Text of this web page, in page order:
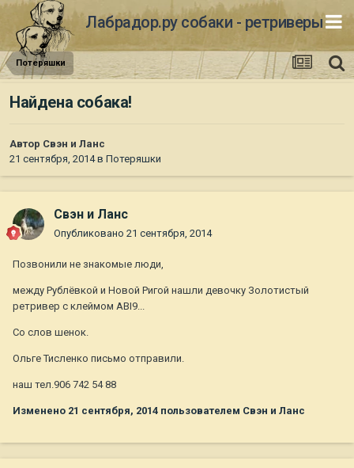
Лабрадор.ру собаки - ретриверы
Потеряшки
Найдена собака!
Автор Свэн и Ланс
21 сентября, 2014в Потеряшки
Свэн и Ланс
Опубликовано 21 сентября, 2014
Позвонили не знакомые люди,
между Рублёвкой и Новой Ригой нашли девочку Золотистый
ретривер с клеймом ABI9...
Со слов шенок.
Ольге Тисленко письмо отправили.
наш тел.906 742 54 88
Изменено 21 сентября, 2014 пользователем Свэн и Ланс